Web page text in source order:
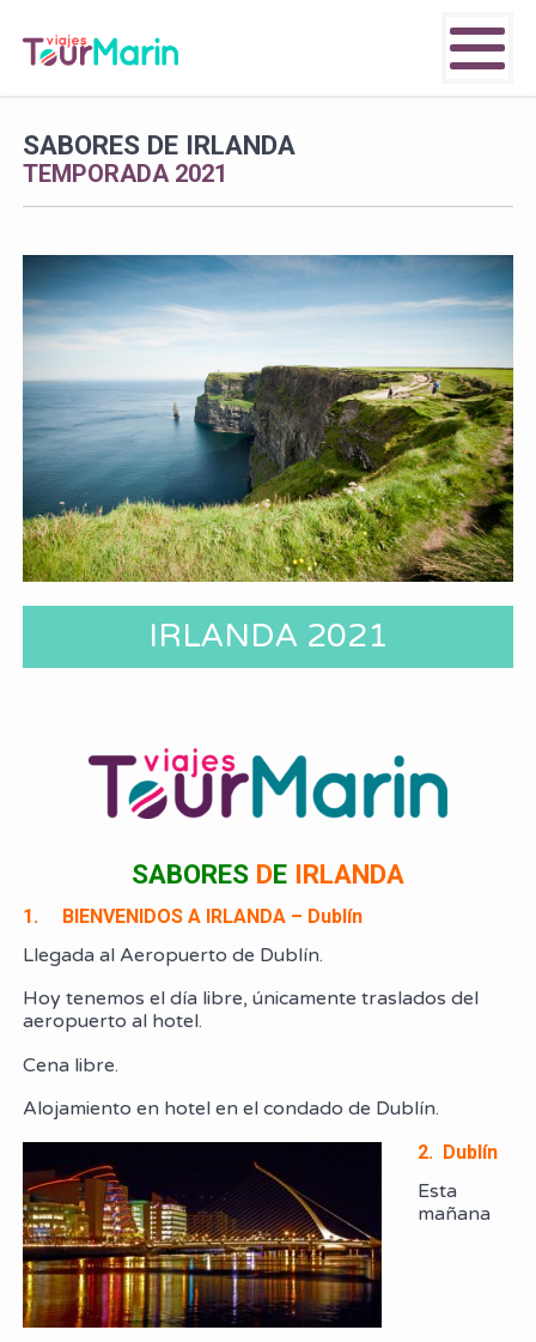
SABORES DE IRLANDA
TEMPORADA 2021
IRLANDA 2021
SABORES DE IRLANDA
1. BIENVENIDOS A IRLANDA – Dublín
Llegada al Aeropuerto de Dublín.
Hoy tenemos el día libre, únicamente traslados del
aeropuerto al hotel.
Cena libre.
Alojamiento en hotel en el condado de Dublín.
2. Dublín
Esta
mañana